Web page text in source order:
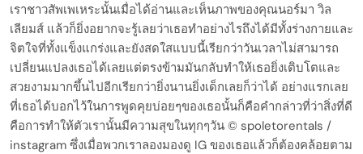
เราชาวสัพเพเหระนั้นเมื่อได้อ่านและเห็นภาพของคุณนอร์มา วิล
เลียมส์ แล้วก็ยิ่งอยากจะรู้เลยว่าเธอทำอย่างไรถึงได้มีทั้งร่างกายและ
จิตใจที่ทั้งแข็งแกร่งและยังสดใสแบบนี้เรียกว่าวันเวลาไม่สามารถ
เปลี่ยนแปลงเธอได้เลยแต่ตรงข้ามมันกลับทำให้เธอยิ่งเติบโตและ
สวยงามมากขึ้นไปอีกเรียกว่ายิ่งนานยิ่งเด็กเลยก็ว่าได้ อย่างแรกเลย
ที่เธอได้บอกไว้ในการพูดคุยบ่อยๆของเธอนั้นก็คือคำกล่าวที่ว่าสิ่งที่ดี
คือการทำให้ตัวเรานั้นมีความสุขในทุกๆวัน © spoletorentals /
instagram ซึ่งเมื่อพวกเราลองมองดู IG ของเธอแล้วก็ต้องคล้อยตาม